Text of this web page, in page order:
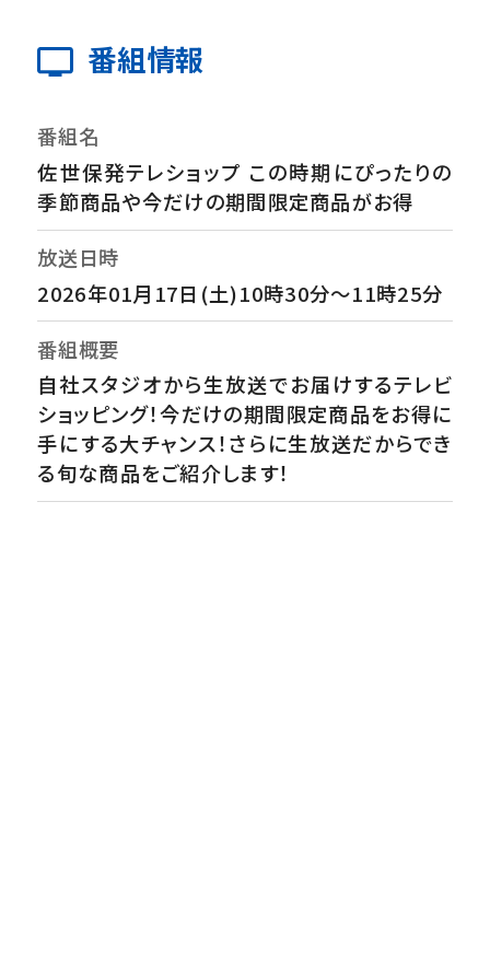
番組情報
番組名
佐世保発テレショップ この時期にぴったりの
季節商品や今だけの期間限定商品がお得
放送日時
2026年01月17日(土)10時30分～11時25分
番組概要
自社スタジオから生放送でお届けするテレビ
ショッピング！今だけの期間限定商品をお得に
手にする大チャンス！さらに生放送だからでき
る旬な商品をご紹介します！